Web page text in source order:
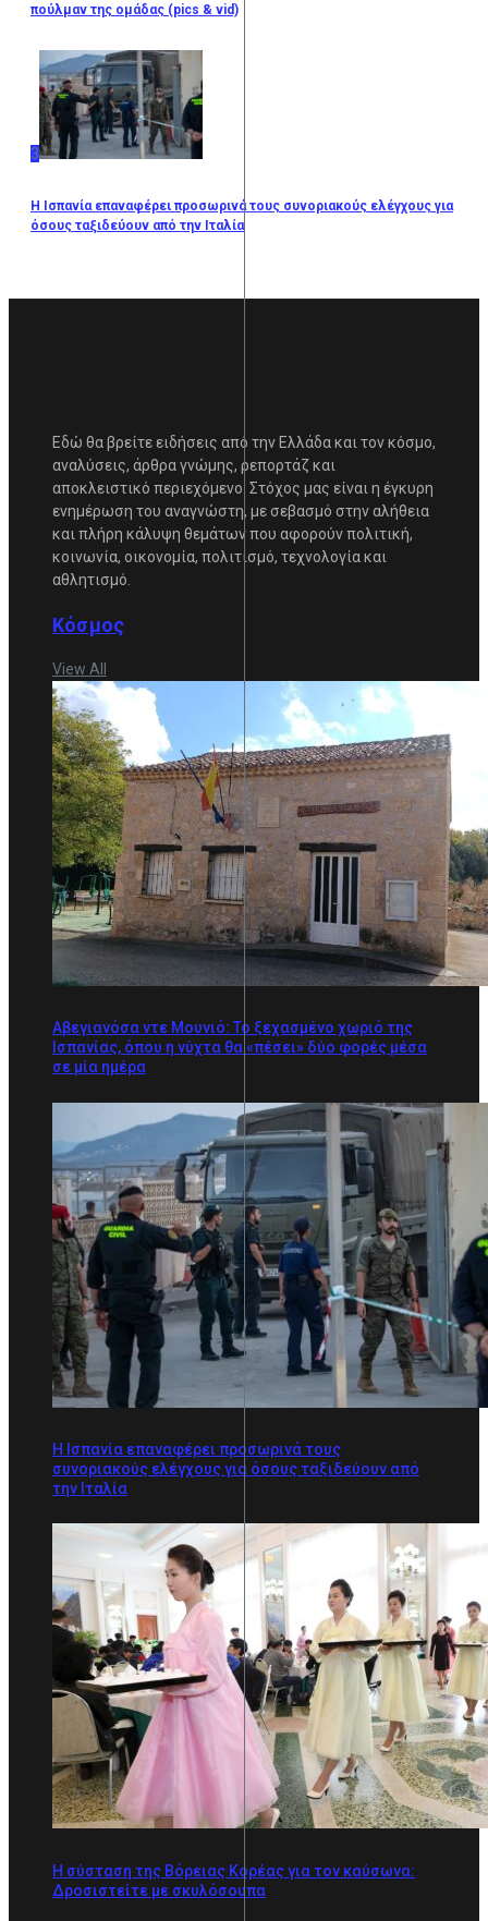
πούλμαν της ομάδας (pics & vid)
3
Η Ισπανία επαναφέρει προσωρινά τους συνοριακούς ελέγχους για
όσους ταξιδεύουν από την Ιταλία
Εδώ θα βρείτε ειδήσεις από την Ελλάδα και τον κόσμο,
αναλύσεις, άρθρα γνώμης, ρεπορτάζ και
αποκλειστικό περιεχόμενο. Στόχος μας είναι η έγκυρη
ενημέρωση του αναγνώστη, με σεβασμό στην αλήθεια
και πλήρη κάλυψη θεμάτων που αφορούν πολιτική,
κοινωνία, οικονομία, πολιτισμό, τεχνολογία και
αθλητισμό.
Κόσμος
View All
Αβεγιανόσα ντε Μουνιό: Το ξεχασμένο χωριό της
Ισπανίας, όπου η νύχτα θα «πέσει» δύο φορές μέσα
σε μία ημέρα
Η Ισπανία επαναφέρει προσωρινά τους
συνοριακούς ελέγχους για όσους ταξιδεύουν από
την Ιταλία
Η σύσταση της Βόρειας Κορέας για τον καύσωνα:
Δροσιστείτε με σκυλόσουπα